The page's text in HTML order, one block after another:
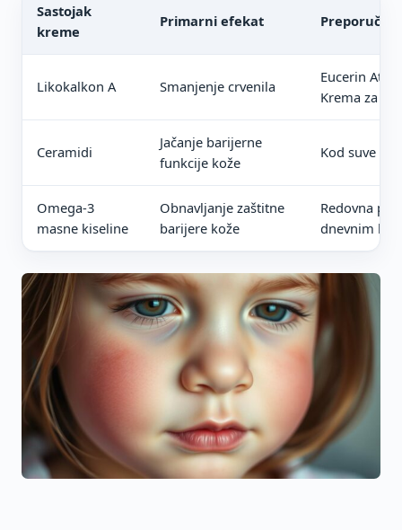
Sastojak
kreme
Primarni efekat
Likokalkon A Smanjenje crvenila
Eucerin
Krema za lice
Ceramidi
Jačanje barijerne
funkcije kože
Kod suve i
Omega-3
masne kiseline
Obnavljanje zaštitne
barijere kože
Redovna
dnevnim